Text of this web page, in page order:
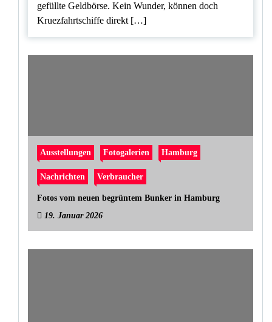
gefüllte Geldbörse. Kein Wunder, können doch
Kruezfahrtschiffe direkt […]
Ausstellungen Fotogalerien Hamburg
Nachrichten Verbraucher
Fotos vom neuen begrüntem Bunker in Hamburg
19. Januar 2026